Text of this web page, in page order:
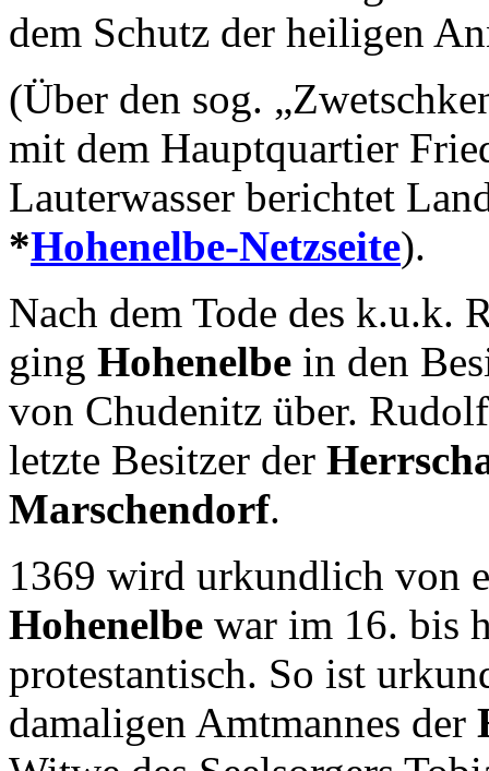
dem Schutz der heiligen
(Über den sog.
mit dem Hauptquartier
Lauterwasser berichtet
*Hohenelbe-Netzseite).
Nach dem Tode des k.u.k.
ging Hohenelbe in den
von Chudenitz über.
letzte Besitzer der
Marschendorf.
1369 wird urkundlich von
Hohenelbe war im 16. bis
protestantisch. So ist
damaligen Amtmannes der